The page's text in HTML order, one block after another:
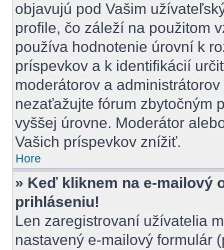
objavujú pod Vašim
profile, čo záleží na použitom
používa hodnotenie úrovní k
príspevkov a k identifikácií
moderátorov a
nezaťažujte fórum zbytočným
vyššej úrovne. Moderátor
Vašich príspevkov znížiť.
Hore
» Keď kliknem na e-mailový
prihláseniu!
Len zaregistrovaní užívatelia
nastavený e-mailový formulár